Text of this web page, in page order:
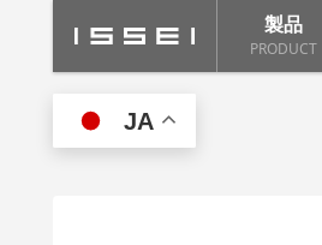
製品
PRODUCT
JA